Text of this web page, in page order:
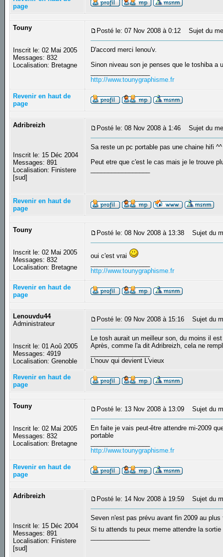
page
Touny
Inscrit le: 02 Mai 2005
Messages: 832
Localisation: Bretagne
Posté le: 07 Nov 2008 à 0:12 Sujet du
D'accord merci lenou'v.
Sinon niveau son je penses que le toshiba a
http://www.tounygraphisme.fr
Revenir en haut de
page
Adribreizh
Inscrit le: 15 Déc 2004
Messages: 891
Localisation: Finistere
[sud]
Posté le: 08 Nov 2008 à 1:46 Sujet du
Sa reste un pc portable pas une chaine hifi ^^
Peut etre que c'est le cas mais je le trouve
Revenir en haut de
page
Touny
Inscrit le: 02 Mai 2005
Messages: 832
Localisation: Bretagne
Posté le: 08 Nov 2008 à 13:38 Sujet du
oui c'est vrai
http://www.tounygraphisme.fr
Revenir en haut de
page
Lenouvdu44
Administrateur
Inscrit le: 01 Aoû 2005
Messages: 4919
Localisation: Grenoble
Posté le: 09 Nov 2008 à 15:16 Sujet du
Le tosh aurait un meilleur son, du moins il
Après, comme l'a dit Adribreizh, cela ne
L'nouv qui devient L'vieux
Revenir en haut de
page
Touny
Inscrit le: 02 Mai 2005
Messages: 832
Localisation: Bretagne
Posté le: 13 Nov 2008 à 13:09 Sujet du
En faite je vais peut-être attendre mi-2009
portable
http://www.tounygraphisme.fr
Revenir en haut de
page
Adribreizh
Inscrit le: 15 Déc 2004
Messages: 891
Localisation: Finistere
[sud]
Posté le: 14 Nov 2008 à 19:59 Sujet du
Seven n'est pas prévu avant fin 2009 au
Si tu attends tu peux meme attendre la